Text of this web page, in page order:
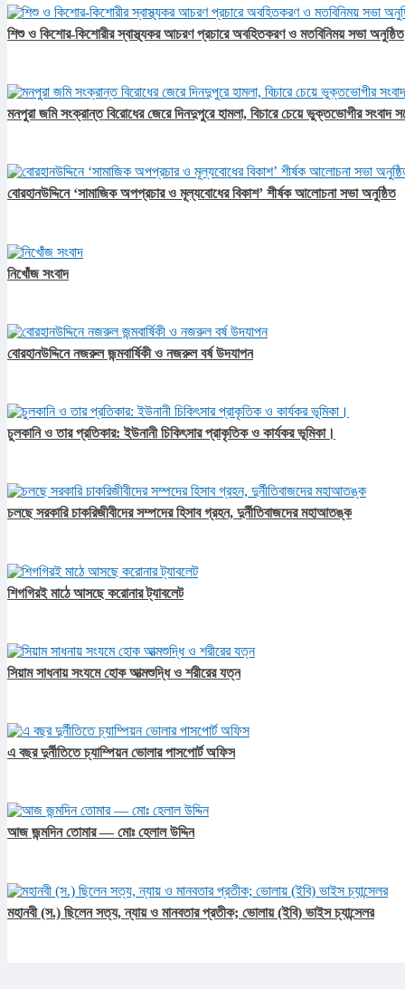
শিশু ও কিশোর-কিশোরীর স্বাস্থ্যকর আচরণ প্রচারে অবহিতকরণ ও মতবিনিময় সভা অনুষ্ঠিত
মনপুরা জমি সংক্রান্ত বিরোধের জেরে দিনদুপুরে হামলা, বিচারে চেয়ে ভুক্তভোগীর সংবাদ
বোরহানউদ্দিনে ‘সামাজিক অপপ্রচার ও মূল্যবোধের বিকাশ’ শীর্ষক আলোচনা সভা অনুষ্ঠিত
নিখোঁজ সংবাদ
বোরহানউদ্দিনে নজরুল জন্মবার্ষিকী ও নজরুল বর্ষ উদযাপন
চুলকানি ও তার প্রতিকার: ইউনানী চিকিৎসার প্রাকৃতিক ও কার্যকর ভূমিকা।
চলছে সরকারি চাকরিজীবীদের সম্পদের হিসাব গ্রহন, দুর্নীতিবাজদের মহাআতঙ্ক
শিগগিরই মাঠে আসছে করোনার ট্যাবলেট
সিয়াম সাধনায় সংযমে হোক আত্মশুদ্ধি ও শরীরের যত্ন
এ বছর দুর্নীতিতে চ্যাম্পিয়ন ভোলার পাসপোর্ট অফিস
আজ জন্মদিন তোমার — মোঃ হেলাল উদ্দিন
মহানবী (স.) ছিলেন সত্য, ন্যায় ও মানবতার প্রতীক; ভোলায় (ইবি) ভাইস চ্যান্সেলর